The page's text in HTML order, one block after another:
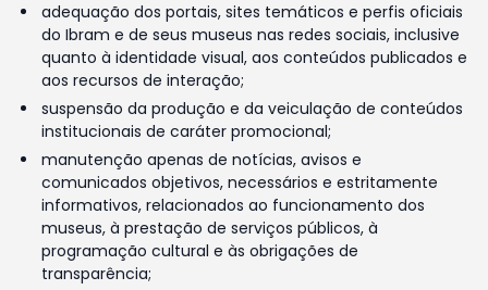
adequação dos portais, sites temáticos e perfis oficiais
do Ibram e de seus museus nas redes sociais, inclusive
quanto à identidade visual, aos conteúdos publicados e
aos recursos de interação;
suspensão da produção e da veiculação de conteúdos
institucionais de caráter promocional;
manutenção apenas de notícias, avisos e
comunicados objetivos, necessários e estritamente
informativos, relacionados ao funcionamento dos
museus, à prestação de serviços públicos, à
programação cultural e às obrigações de
transparência;